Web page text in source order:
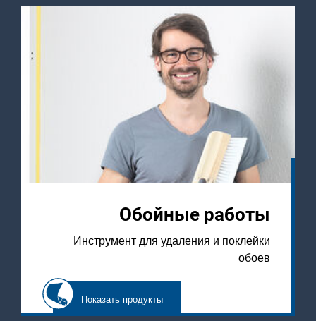
Обойные работы
Инструмент для удаления и поклейки
обоев
Показать продукты